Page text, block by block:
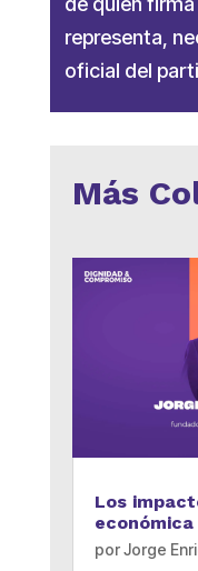
representa,
oficial del
Más
Los
porJorge